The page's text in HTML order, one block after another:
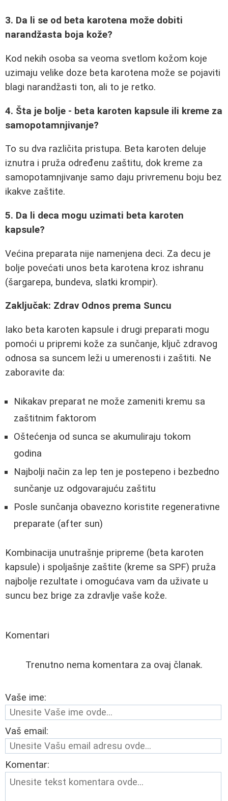
3. Da li se od beta karotena može dobiti
narandžasta boja kože?
Kod nekih osoba sa veoma svetlom kožom koje
uzimaju velike doze beta karotena može se pojaviti
blagi narandžasti ton, ali to je retko.
4. Šta je bolje - beta karoten kapsule ili kreme za
samopotamnjivanje?
To su dva različita pristupa. Beta karoten deluje
iznutra i pruža određenu zaštitu, dok kreme za
samopotamnjivanje samo daju privremenu boju bez
ikakve zaštite.
5. Da li deca mogu uzimati beta karoten
kapsule?
Većina preparata nije namenjena deci. Za decu je
bolje povećati unos beta karotena kroz ishranu
(šargarepa, bundeva, slatki krompir).
Zaključak: Zdrav Odnos prema Suncu
Iako beta karoten kapsule i drugi preparati mogu
pomoći u pripremi kože za sunčanje, ključ zdravog
odnosa sa suncem leži u umerenosti i zaštiti. Ne
zaboravite da:
Nikakav preparat ne može zameniti kremu sa
zaštitnim faktorom
Oštećenja od sunca se akumuliraju tokom
godina
Najbolji način za lep ten je postepeno i bezbedno
sunčanje uz odgovarajuću zaštitu
Posle sunčanja obavezno koristite regenerativne
preparate (after sun)
Kombinacija unutrašnje pripreme (beta karoten
kapsule) i spoljašnje zaštite (kreme sa SPF) pruža
najbolje rezultate i omogućava vam da uživate u
suncu bez brige za zdravlje vaše kože.
Komentari
Trenutno nema komentara za ovaj članak.
Vaše ime:
Vaš email:
Komentar: